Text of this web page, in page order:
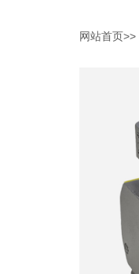
网站首页>>